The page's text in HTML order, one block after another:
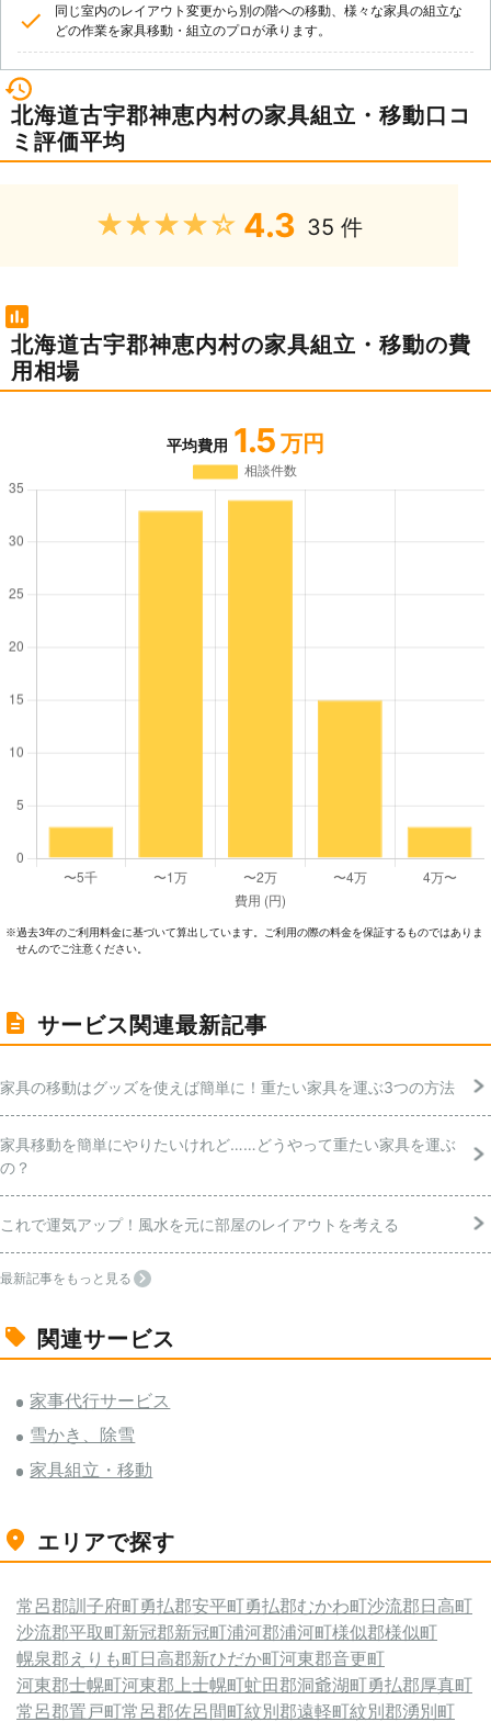
同じ室内のレイアウト変更から別の階への移動、様々な家具の組立な
どの作業を家具移動・組立のプロが承ります。
北海道古宇郡神恵内村の家具組立・移動口コ
ミ評価平均
★★★★★ 4.3 35 件
北海道古宇郡神恵内村の家具組立・移動の費
用相場
平均費用 1.5 万円
※過去3年のご利⽤料⾦に基づいて算出しています。ご利⽤の際の料⾦を保証するものではありま
せんのでご注意ください。
サービス関連最新記事
家具の移動はグッズを使えば簡単に！重たい家具を運ぶ3つの方法
家具移動を簡単にやりたいけれど……どうやって重たい家具を運ぶ
の？
これで運気アップ！風水を元に部屋のレイアウトを考える
最新記事をもっと見る
関連サービス
家事代行サービス
雪かき、除雪
家具組立・移動
エリアで探す
常呂郡訓子府町勇払郡安平町勇払郡むかわ町沙流郡日高町
沙流郡平取町新冠郡新冠町浦河郡浦河町様似郡様似町
幌泉郡えりも町日高郡新ひだか町河東郡音更町
河東郡士幌町河東郡上士幌町虻田郡洞爺湖町勇払郡厚真町
常呂郡置戸町常呂郡佐呂間町紋別郡遠軽町紋別郡湧別町